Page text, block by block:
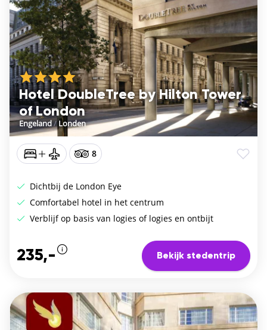
Hotel DoubleTree by Hilton Tower
of London
Engeland/Londen
8
Dichtbij de London Eye
Comfortabel hotel in het centrum
Verblijf op basis van logies of logies en ontbijt
235,- Bekijk stedentrip